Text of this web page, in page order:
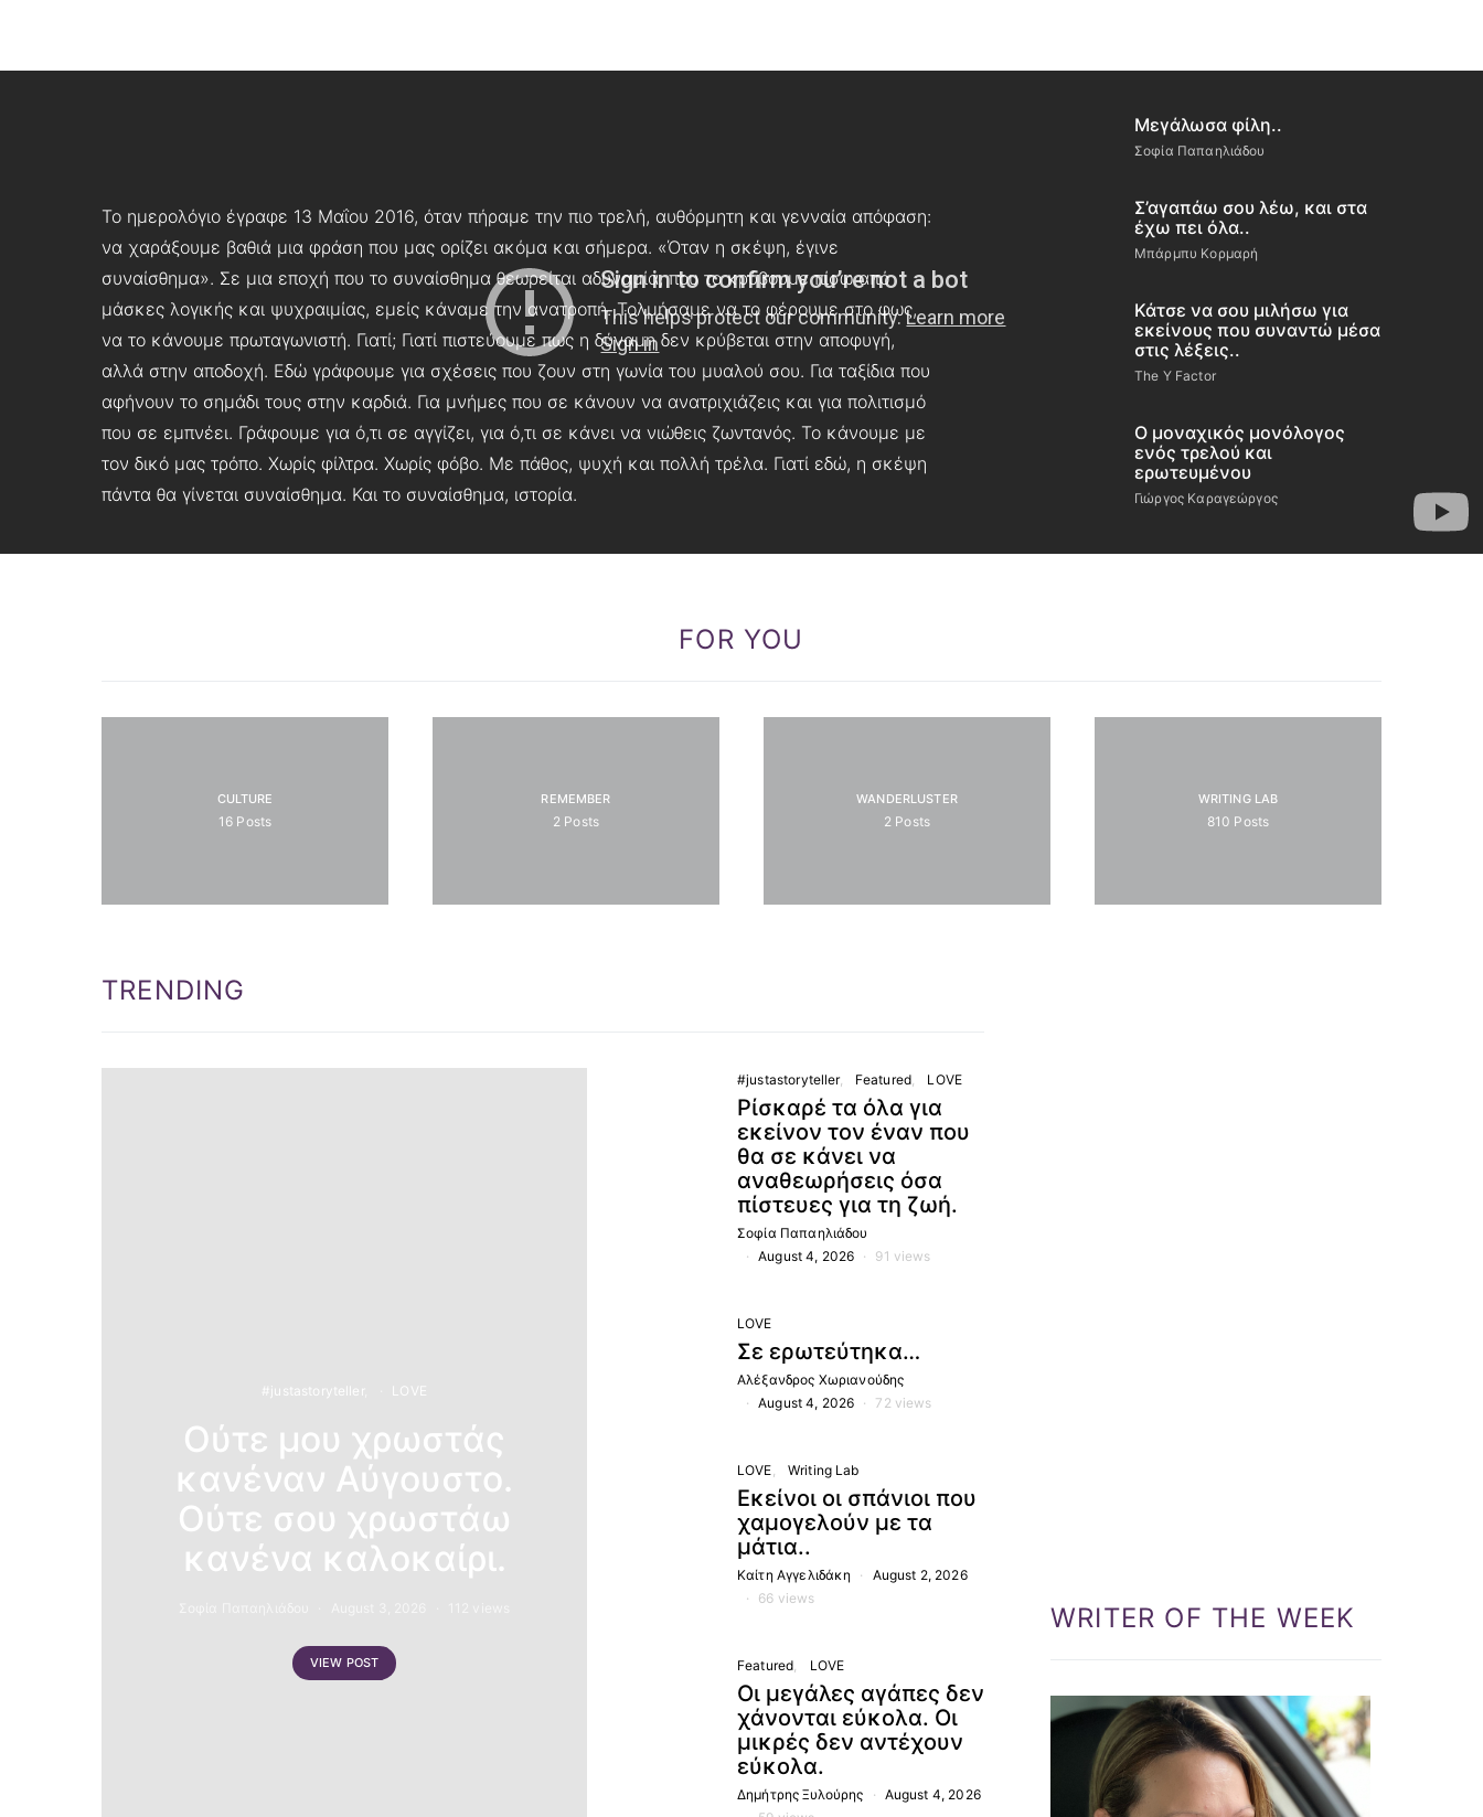
Το ημερολόγιο έγραφε 13 Μαΐου 2016, όταν πήραμε την πιο τρελή, αυθόρμητη και γενναία απόφαση:
να χαράξουμε βαθιά μια φράση που μας ορίζει ακόμα και σήμερα. «Όταν η σκέψη, έγινε
συναίσθημα». Σε μια εποχή που το συναίσθημα θεωρείται αδυναμία, που το κρύβουμε πίσω από
μάσκες λογικής και ψυχραιμίας, εμείς κάναμε την ανατροπή. Τολμήσαμε να το φέρουμε στο φως,
να το κάνουμε πρωταγωνιστή. Γιατί; Γιατί πιστεύουμε πως η δύναμη δεν κρύβεται στην αποφυγή,
αλλά στην αποδοχή. Εδώ γράφουμε για σχέσεις που ζουν στη γωνία του μυαλού σου. Για ταξίδια που
αφήνουν το σημάδι τους στην καρδιά. Για μνήμες που σε κάνουν να ανατριχιάζεις και για πολιτισμό
που σε εμπνέει. Γράφουμε για ό,τι σε αγγίζει, για ό,τι σε κάνει να νιώθεις ζωντανός. Το κάνουμε με
τον δικό μας τρόπο. Χωρίς φίλτρα. Χωρίς φόβο. Με πάθος, ψυχή και πολλή τρέλα. Γιατί εδώ, η σκέψη
πάντα θα γίνεται συναίσθημα. Και το συναίσθημα, ιστορία.
Μεγάλωσα φίλη..
Σοφία Παπαηλιάδου
Σ’αγαπάω σου λέω, και στα
έχω πει όλα..
Μπάρμπυ Κορμαρή
Κάτσε να σου μιλήσω για
εκείνους που συναντώ μέσα
στις λέξεις..
The Y Factor
Ο μοναχικός μονόλογος
ενός τρελού και
ερωτευμένου
Γιώργος Καραγεώργος
FOR YOU
CULTURE
16 Posts
REMEMBER
2 Posts
WANDERLUSTER
2 Posts
WRITING LAB
810 Posts
TRENDING
#justastoryteller LOVE
Ούτε μου χρωστάς
κανέναν Αύγουστο.
Ούτε σου χρωστάω
κανένα καλοκαίρι.
VIEW POST
#justastoryteller Featured LOVE
Ρίσκαρέ τα όλα για
εκείνον τον έναν που
θα σε κάνει να
αναθεωρήσεις όσα
πίστευες για τη ζωή.
Σοφία Παπαηλιάδου
August 4, 2026
91 views
LOVE
Σε ερωτεύτηκα…
Αλέξανδρος Χωριανούδης
August 4, 2026
72 views
LOVE Writing Lab
Εκείνοι οι σπάνιοι που
χαμογελούν με τα
μάτια..
Καίτη Αγγελιδάκη
August 2, 2026
66 views
Featured LOVE
Οι μεγάλες αγάπες δεν
χάνονται εύκολα. Οι
μικρές δεν αντέχουν
εύκολα.
Δημήτρης Ξυλούρης
August 4, 2026
WRITER OF THE WEEK